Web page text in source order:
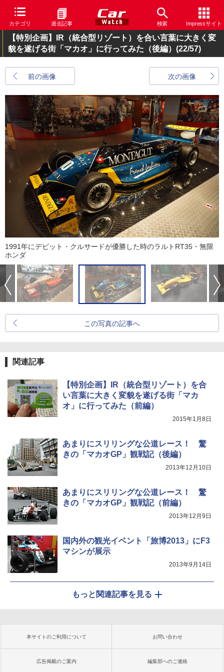
カテゴリ 過去記事 検索 Impressサイト
【特別企画】IR（統合型リゾート）を合い言葉に大きく変
貌を遂げる街「マカオ」に行ってみた（後編） (22/57)
前の画像 次の画像
1991年にデビット・クルサードが優勝した時のラルトRT35・無限
ホンダ
この写真の記事へ
関連記事
【特別企画】IR（統合型リゾート）を合
い言葉に大きく変貌を遂げる街「マカ
オ」に行ってみた（前編）
2015年1月8日
あまりにスリリングな公道レース！ 驚
きの「マカオGP」観戦記（後編）
2013年12月10日
あまりにスリリングな公道レース！ 驚
きの「マカオGP」観戦記（前編）
2013年12月9日
国内外の観光イベント「旅博2013」にF3
マシンが展示
2013年9月14日
もっと関連記事を見る
本サイトのご利用について お問い合わせ
広告掲載のご案内 編集部へのご連絡